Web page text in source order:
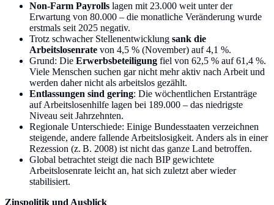
Non-Farm Payrolls lagen mit 23.000 weit unter der
Erwartung von 80.000 – die monatliche Veränderung wurde
erstmals seit 2025 negativ.
Trotz schwacher Stellenentwicklung sank die
Arbeitslosenrate von 4,5 % (November) auf 4,1 %.
Grund: Die Erwerbsbeteiligung fiel von 62,5 % auf 61,4 %.
Viele Menschen suchen gar nicht mehr aktiv nach Arbeit und
werden daher nicht als arbeitslos gezählt.
Entlassungen sind gering: Die wöchentlichen Erstanträge
auf Arbeitslosenhilfe lagen bei 189.000 – das niedrigste
Niveau seit Jahrzehnten.
Regionale Unterschiede: Einige Bundesstaaten verzeichnen
steigende, andere fallende Arbeitslosigkeit. Anders als in einer
Rezession (z. B. 2008) ist nicht das ganze Land betroffen.
Global betrachtet steigt die nach BIP gewichtete
Arbeitslosenrate leicht an, hat sich zuletzt aber wieder
stabilisiert.
Zinspolitik und Ausblick